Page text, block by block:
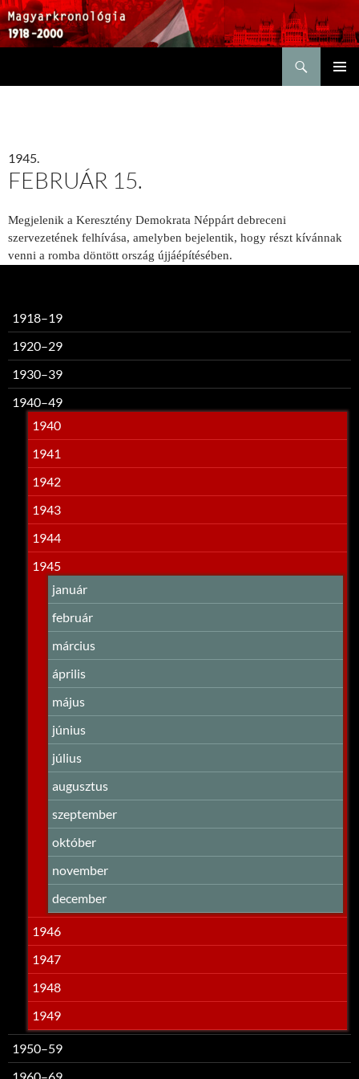
1945.
FEBRUÁR 15.
Megjelenik a Keresztény Demokrata Néppárt debreceni
szervezetének felhívása, amelyben bejelentik, hogy részt kívánnak
venni a romba döntött ország újjáépítésében.
1918–19
1920–29
1930–39
1940–49
1940
1941
1942
1943
1944
1945
január
február
március
április
május
június
július
augusztus
szeptember
október
november
december
1946
1947
1948
1949
1950–59